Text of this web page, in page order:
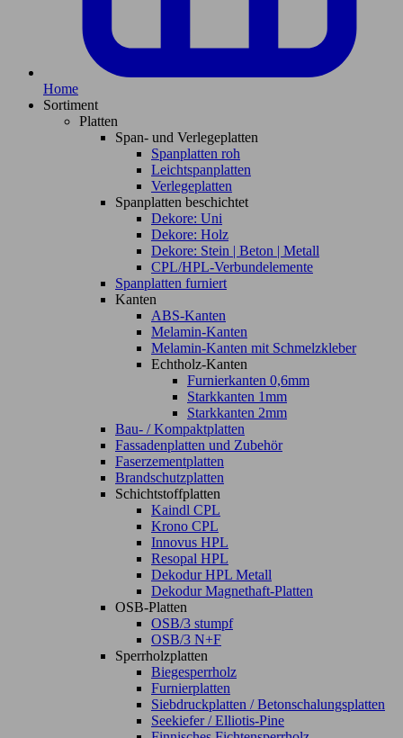
Home
Sortiment
Platten
Span- und Verlegeplatten
Spanplatten roh
Leichtspanplatten
Verlegeplatten
Spanplatten beschichtet
Dekore: Uni
Dekore: Holz
Dekore: Stein | Beton | Metall
CPL/HPL-Verbundelemente
Spanplatten furniert
Kanten
ABS-Kanten
Melamin-Kanten
Melamin-Kanten mit Schmelzkleber
Echtholz-Kanten
Furnierkanten 0,6mm
Starkkanten 1mm
Starkkanten 2mm
Bau- / Kompaktplatten
Fassadenplatten und Zubehör
Faserzementplatten
Brandschutzplatten
Schichtstoffplatten
Kaindl CPL
Krono CPL
Innovus HPL
Resopal HPL
Dekodur HPL Metall
Dekodur Magnethaft-Platten
OSB-Platten
OSB/3 stumpf
OSB/3 N+F
Sperrholzplatten
Biegesperrholz
Furnierplatten
Siebdruckplatten / Betonschalungsplatten
Seekiefer / Elliotis-Pine